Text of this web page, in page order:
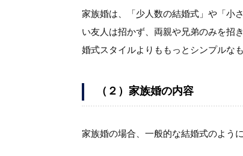
家族婚は、「少人数の結婚式」や「小
い友人は招かず、両親や兄弟のみを招
婚式スタイルよりももっとシンプルな
（２）家族婚の内容
家族婚の場合、一般的な結婚式のよう